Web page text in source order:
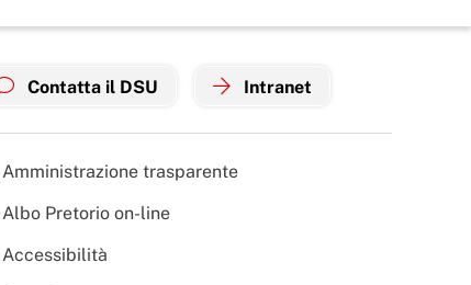
Contatta il DSU Intranet
Amministrazione trasparente
Albo Pretorio on-line
Accessibilità